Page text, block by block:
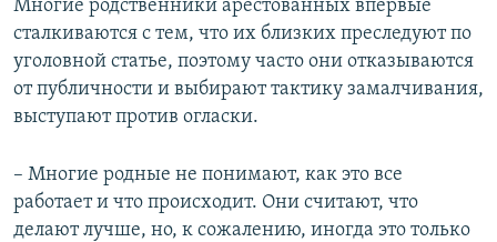
Многие родственники арестованных впервые
сталкиваются с тем, что их близких преследуют по
уголовной статье, поэтому часто они отказываются
от публичности и выбирают тактику замалчивания,
выступают против огласки.
– Многие родные не понимают, как это все
работает и что происходит. Они считают, что
делают лучше, но, к сожалению, иногда это только